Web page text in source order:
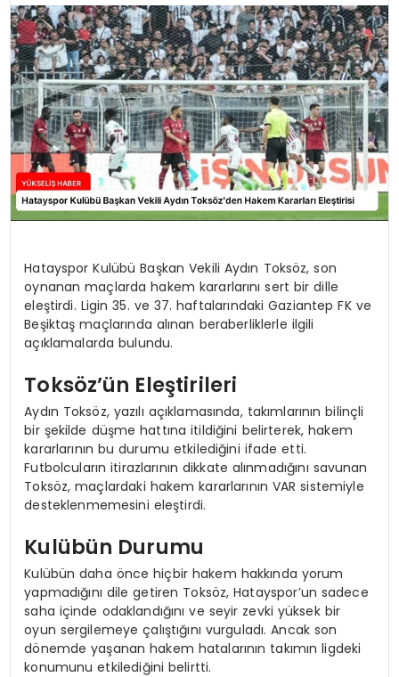
Hatayspor Kulübü Başkan Vekili Aydın Toksöz, son
oynanan maçlarda hakem kararlarını sert bir dille
eleştirdi. Ligin 35. ve 37. haftalarındaki Gaziantep FK ve
Beşiktaş maçlarında alınan beraberliklerle ilgili
açıklamalarda bulundu.
Toksöz’ün Eleştirileri
Aydın Toksöz, yazılı açıklamasında, takımlarının bilinçli
bir şekilde düşme hattına itildiğini belirterek, hakem
kararlarının bu durumu etkilediğini ifade etti.
Futbolcuların itirazlarının dikkate alınmadığını savunan
Toksöz, maçlardaki hakem kararlarının VAR sistemiyle
desteklenmemesini eleştirdi.
Kulübün Durumu
Kulübün daha önce hiçbir hakem hakkında yorum
yapmadığını dile getiren Toksöz, Hatayspor’un sadece
saha içinde odaklandığını ve seyir zevki yüksek bir
oyun sergilemeye çalıştığını vurguladı. Ancak son
dönemde yaşanan hakem hatalarının takımın ligdeki
konumunu etkilediğini belirtti.